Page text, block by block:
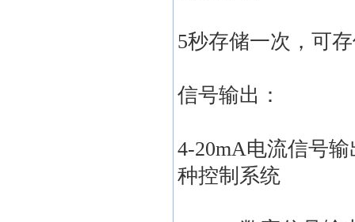
5秒存储一次，可
信号输出：
4-20mA电流信号
种控制系统